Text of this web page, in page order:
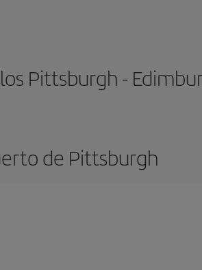
Pittsburgh -
de Pittsburgh